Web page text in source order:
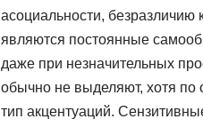
асоциальности,
являются постоянные
даже при незначительных
обычно не выделяют, хотя по
тип акцентуаций.